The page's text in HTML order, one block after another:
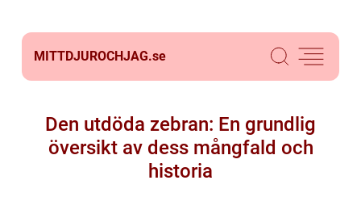
MITTDJUROCHJAG.se
Den utdöda zebran: En grundlig
översikt av dess mångfald och
historia